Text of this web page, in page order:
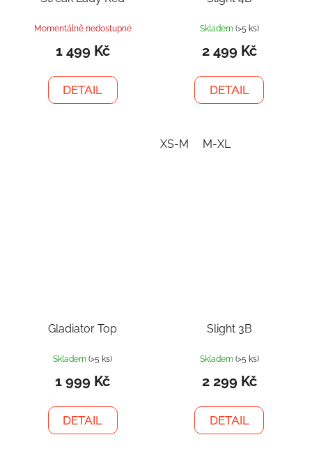
Momentálně nedostupné
1 499 Kč
DETAIL
Skladem (>5 ks)
2 499 Kč
DETAIL
XS-M M-XL
Gladiator Top
Skladem(>5 ks)
1 999 Kč
DETAIL
Slight 3B
Skladem (>5 ks)
2 299 Kč
DETAIL